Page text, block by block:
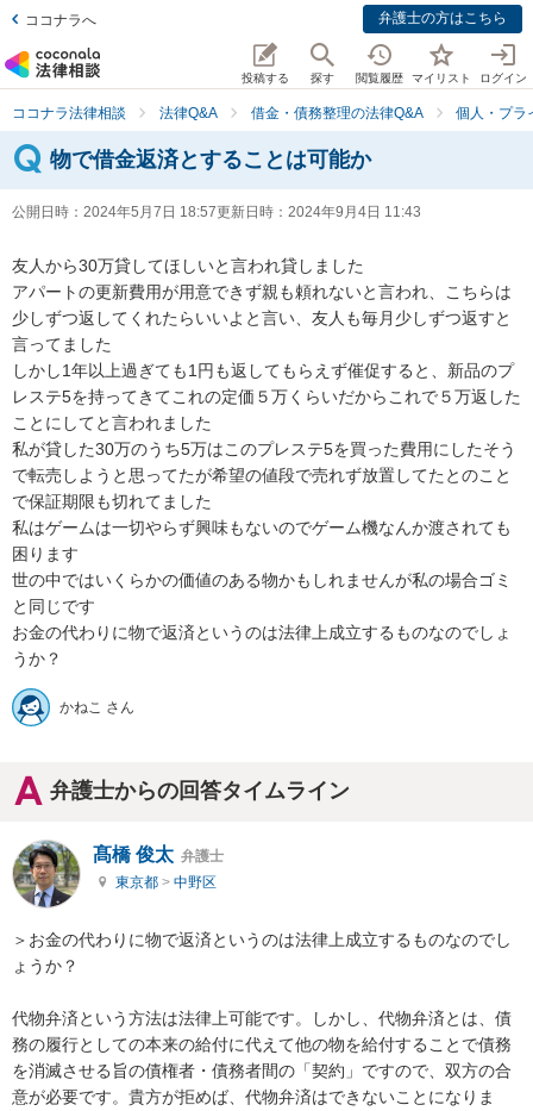
ココナラへ 弁護士の方はこちら
投稿する 探す 閲覧履歴 マイリスト ログイン
ココナラ法律相談 法律Q&A 借金・債務整理の法律Q&A 個人・プラ
物で借金返済とすることは可能か
公開日時： 2024年5月7日 18:57更新日時： 2024年9月4日 11:43
友人から30万貸してほしいと言われ貸しました
アパートの更新費用が用意できず親も頼れないと言われ、こちらは
少しずつ返してくれたらいいよと言い、友人も毎月少しずつ返すと
言ってました
しかし1年以上過ぎても1円も返してもらえず催促すると、新品のプ
レステ5を持ってきてこれの定価５万くらいだからこれで５万返した
ことにしてと言われました
私が貸した30万のうち5万はこのプレステ5を買った費用にしたそう
で転売しようと思ってたが希望の値段で売れず放置してたとのこと
で保証期限も切れてました
私はゲームは一切やらず興味もないのでゲーム機なんか渡されても
困ります
世の中ではいくらかの価値のある物かもしれませんが私の場合ゴミ
と同じです
お金の代わりに物で返済というのは法律上成立するものなのでしょ
うか？
かねこ さん
弁護士からの回答タイムライン
髙橋 俊太 弁護士
東京都 > 中野区
＞お金の代わりに物で返済というのは法律上成立するものなのでし
ょうか？
代物弁済という方法は法律上可能です。しかし、代物弁済とは、債
務の履行としての本来の給付に代えて他の物を給付することで債務
を消滅させる旨の債権者・債務者間の「契約」ですので、双方の合
意が必要です。貴方が拒めば、代物弁済はできないことになりま